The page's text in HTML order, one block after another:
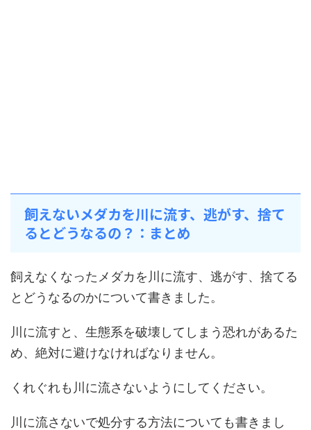
飼えないメダカを川に流す、逃がす、捨て
るとどうなるの？：まとめ
飼えなくなったメダカを川に流す、逃がす、捨てる
とどうなるのかについて書きました。
川に流すと、生態系を破壊してしまう恐れがあるた
め、絶対に避けなければなりません。
くれぐれも川に流さないようにしてください。
川に流さないで処分する方法についても書きまし